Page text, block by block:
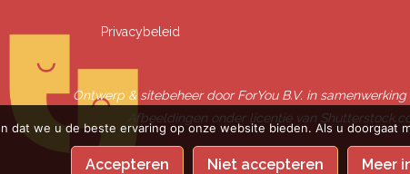
Privacybeleid
Ontwerp & sitebeheer doorForYou B.V. in
Afbeeldingen onder licentie van
dat we u de beste ervaring op onze website bieden. Als u
Accepteren Niet accepteren Meer